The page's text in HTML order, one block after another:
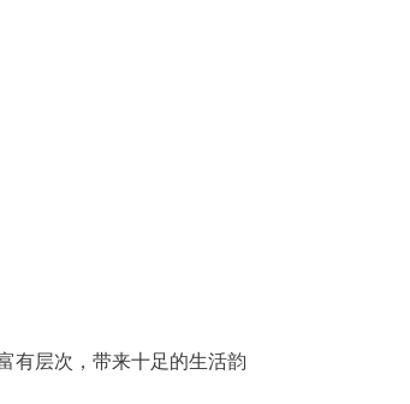
有层次，带来十足的生活韵